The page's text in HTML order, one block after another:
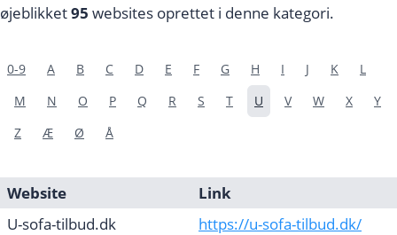
øjeblikket95 websites oprettet i denne kategori.
0-9 A B C D E F G H I J K
L
M
N O P Q R S T U V W X
Y
Z
Æ Ø Å
Website
Link
U-sofa-tilbud.dk
https://u-sofa-tilbud.dk/